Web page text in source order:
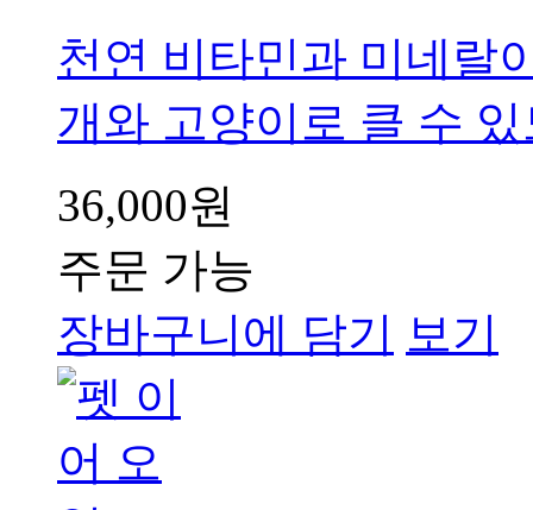
천연 비타민과 미네랄
개와 고양이로 클 수
36,000원
주문 가능
장바구니에 담기 보기